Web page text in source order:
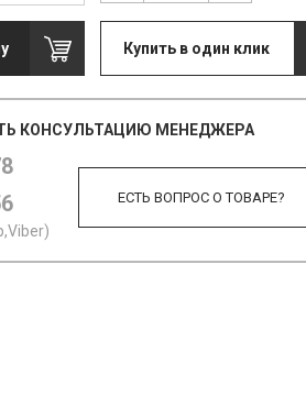
Купить в один клик
КОНСУЛЬТАЦИЮ МЕНЕДЖЕРА
ЕСТЬ ВОПРОС О ТОВАРЕ?